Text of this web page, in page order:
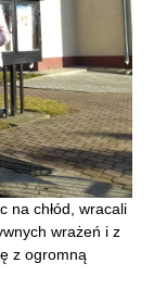
na chłód, wracali
wrażeń i z
z ogromną